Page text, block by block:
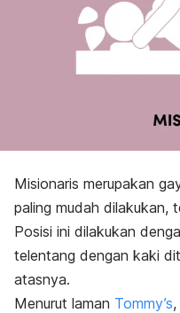
Misionaris merupakan
paling mudah dilakukan,
Posisi ini dilakukan
telentang dengan kaki
atasnya.
Menurut laman Tommy’s